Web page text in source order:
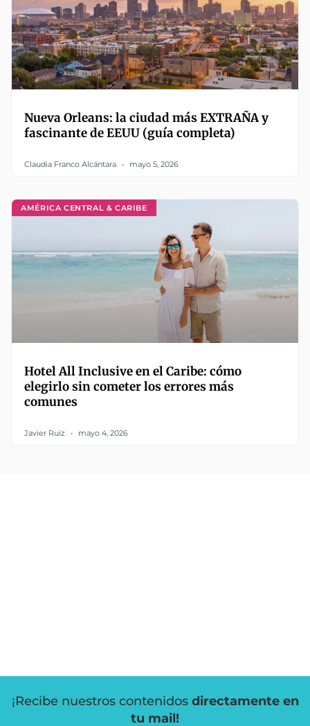
Nueva Orleans: la ciudad más EXTRAÑA y
fascinante de EEUU (guía completa)
Claudia Franco Alcántara mayo 5, 2026
AMÉRICA CENTRAL & CARIBE
Hotel All Inclusive en el Caribe: cómo
elegirlo sin cometer los errores más
comunes
Javier Ruiz mayo 4, 2026
¡Recibe nuestros contenidos directamente en
tu mail!